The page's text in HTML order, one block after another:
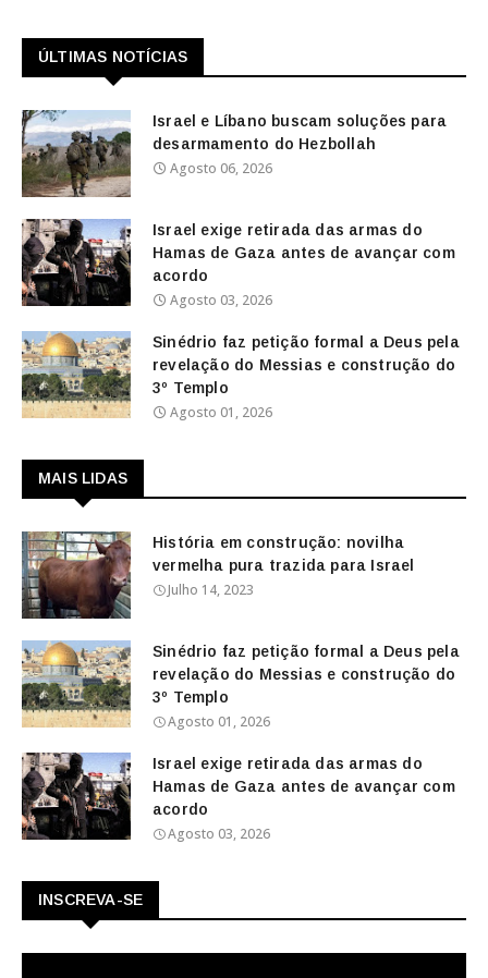
ÚLTIMAS NOTÍCIAS
Israel e Líbano buscam soluções para
desarmamento do Hezbollah
Agosto 06, 2026
Israel exige retirada das armas do
Hamas de Gaza antes de avançar com
acordo
Agosto 03, 2026
Sinédrio faz petição formal a Deus pela
revelação do Messias e construção do
3º Templo
Agosto 01, 2026
MAIS LIDAS
História em construção: novilha
vermelha pura trazida para Israel
Julho 14, 2023
Sinédrio faz petição formal a Deus pela
revelação do Messias e construção do
3º Templo
Agosto 01, 2026
Israel exige retirada das armas do
Hamas de Gaza antes de avançar com
acordo
Agosto 03, 2026
INSCREVA-SE